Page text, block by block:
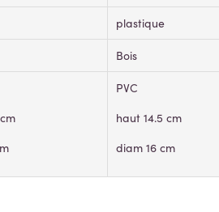
plastique
Bois
PVC
haut 14.5 cm
diam 16 cm